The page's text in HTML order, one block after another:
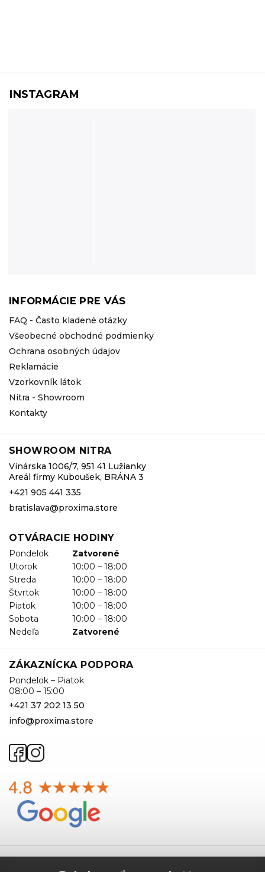
INFORMÁCIE PRE VÁS
FAQ - Často kladené otázky
Všeobecné obchodné podmienky
Ochrana osobných údajov
Reklamácie
Vzorkovník látok
Nitra - Showroom
Kontakty
SHOWROOM NITRA
Vinárska 1006/7, 951 41 Lužianky
Areál firmy Kuboušek, BRÁNA 3
+421 905 441 335
bratislava@proxima.store
OTVÁRACIE HODINY
Pondelok
Zatvorené
Utorok
10:00 – 18:00
Streda
10:00 – 18:00
Štvrtok
10:00 – 18:00
Piatok
10:00 – 18:00
Sobota
10:00 – 18:00
Nedeľa
Zatvorené
ZÁKAZNÍCKA PODPORA
Pondelok – Piatok
08:00 – 15:00
+421 37 202 13 50
info@proxima.store
INSTAGRAM